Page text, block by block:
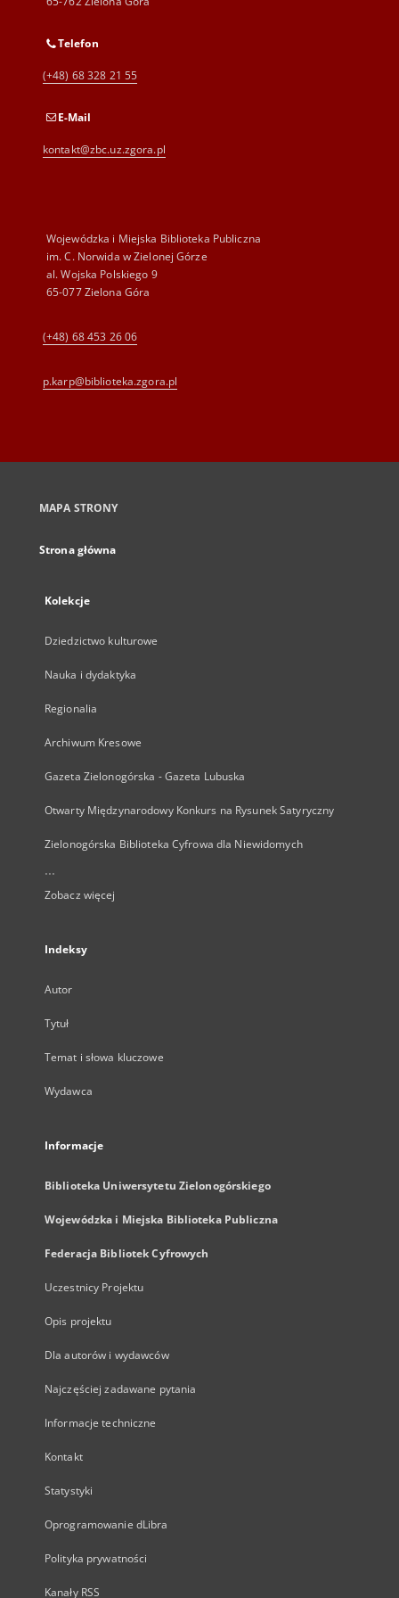
Telefon
(+48) 68 328 21 55
E-Mail
kontakt@zbc.uz.zgora.pl
Wojewódzka i Miejska Biblioteka Publiczna
im. C. Norwida w Zielonej Górze
al. Wojska Polskiego 9
65-077 Zielona Góra
(+48) 68 453 26 06
p.karp@biblioteka.zgora.pl
MAPA STRONY
Strona główna
Kolekcje
Dziedzictwo kulturowe
Nauka i dydaktyka
Regionalia
Archiwum Kresowe
Gazeta Zielonogórska - Gazeta Lubuska
Otwarty Międzynarodowy Konkurs na Rysunek Satyryczny
Zielonogórska Biblioteka Cyfrowa dla Niewidomych
...
Zobacz więcej
Indeksy
Autor
Tytuł
Temat i słowa kluczowe
Wydawca
Informacje
Biblioteka Uniwersytetu Zielonogórskiego
Wojewódzka i Miejska Biblioteka Publiczna
Federacja Bibliotek Cyfrowych
Uczestnicy Projektu
Opis projektu
Dla autorów i wydawców
Najczęściej zadawane pytania
Informacje techniczne
Kontakt
Statystyki
Oprogramowanie dLibra
Polityka prywatności
Kanały RSS